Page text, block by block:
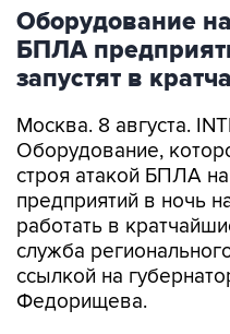
Оборудование
БПЛА
запустят в
Москва. 8 августа.
Оборудование,
строя атакой БПЛА
предприятий в ночь
работать в
служба
ссылкой на
Федорищева.